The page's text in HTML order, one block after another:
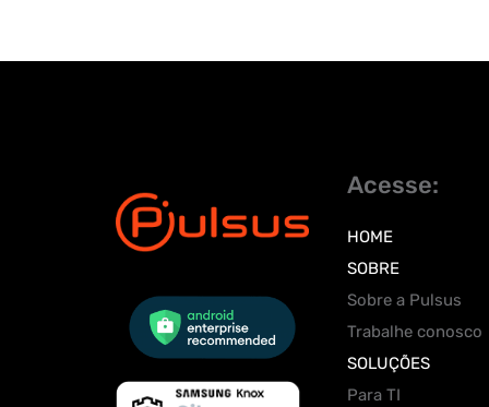
Acesse:
HOME
SOBRE
Sobre a Pulsus
Trabalhe conosco
SOLUÇÕES
Para TI